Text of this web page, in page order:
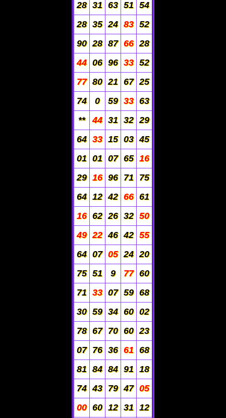
28 31 63 51 54
28 35 24 83 52
90 28 87 66 28
44 06 96 33 52
77 80 21 67 25
74
0 59 33 63
**
44 31 32 29
64 33 15 03 45
01 01 07 65 16
29 16 96 71 75
64 12 42 66 61
16 62 26 32 50
49 22 46 42 55
64 07 05 24 20
75 51 9 77 60
71 33 07 59 68
30 59 34 60 02
78 67 70 60 23
07 76 36 61 68
81 84 84 91 18
74 43 79 47 05
00 60 12 31 12